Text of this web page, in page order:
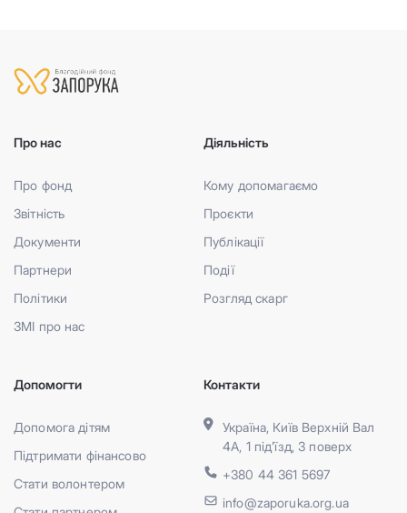
Про нас
Про фонд
Звітність
Документи
Партнери
Політики
ЗМІ про нас
Діяльність
Кому допомагаємо
Проєкти
Публікації
Події
Розгляд скарг
Допомогти
Допомога дітям
Підтримати фінансово
Стати волонтером
Контакти
Україна, Київ Верхній Вал
4А, 1 під’їзд, 3 поверх
+380 44 361 5697
info@zaporuka.org.ua